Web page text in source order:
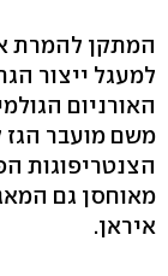
המתקן להמרת
למעגל ייצור
משם מועבר הגז
הצנטריפוגות
מאוחסן גם
איראן.